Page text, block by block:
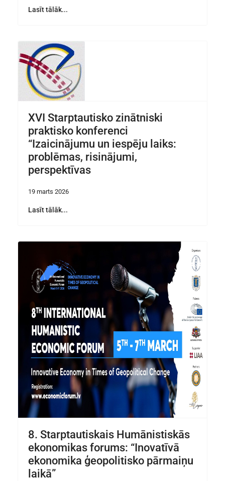
Lasīt tālāk...
XVI Starptautisko zinātniski
praktisko konferenci
“Izaicinājumu un iespēju laiks:
problēmas, risinājumi,
perspektīvas
19 marts 2026
Lasīt tālāk...
8. Starptautiskais Humānistiskās
ekonomikas forums: “Inovatīvā
ekonomika ģeopolitisko pārmaiņu
laikā”